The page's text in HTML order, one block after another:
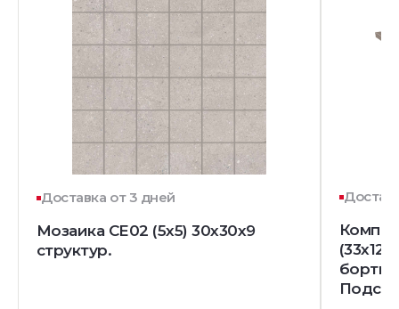
Доставка от 3 дней
Мозаика CE02 (5x5) 30x30x9
структур.